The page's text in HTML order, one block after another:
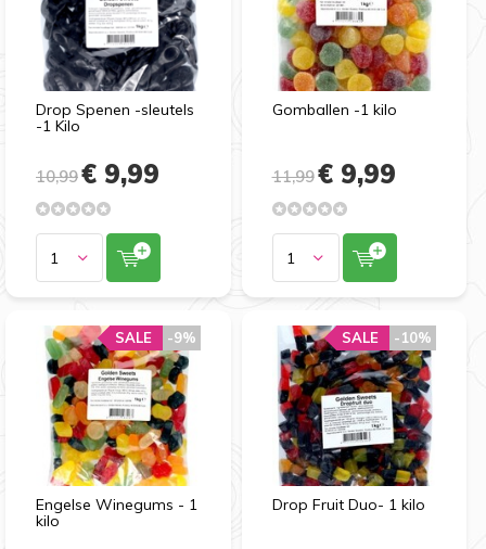
Drop Spenen -sleutels
-1 Kilo
10,99€ 9,99
Gomballen -1 kilo
11,99€ 9,99
Engelse Winegums - 1
kilo
-9%
SALE
Drop Fruit Duo- 1 kilo
-10%
SALE